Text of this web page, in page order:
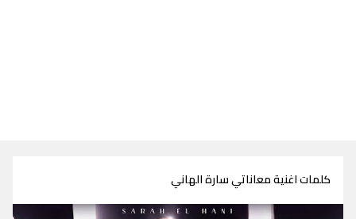
كلمات اغنية معاناتي سارة الهاني